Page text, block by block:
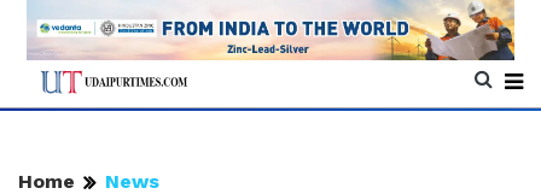
Home News